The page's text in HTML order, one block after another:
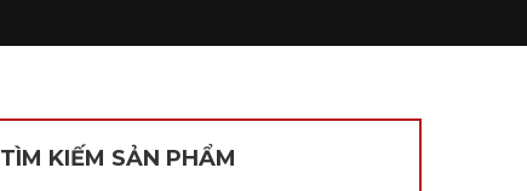
TÌM KIẾM SẢN PHẨM